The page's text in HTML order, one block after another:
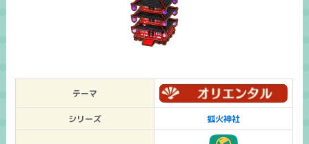
テーマ
シリーズ 狐火神社